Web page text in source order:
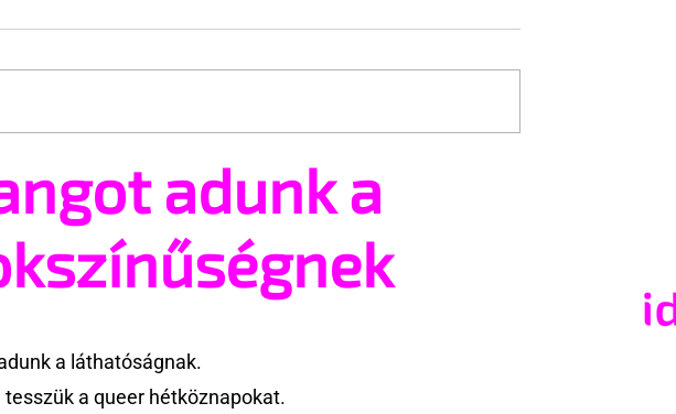
Támogathatsz és ajánlhatsz:
Te is részt vehetsz a Pécs
Pride megvalósításában
adunk a
a láthatóságnak.
tesszük a queer hétköznapokat.